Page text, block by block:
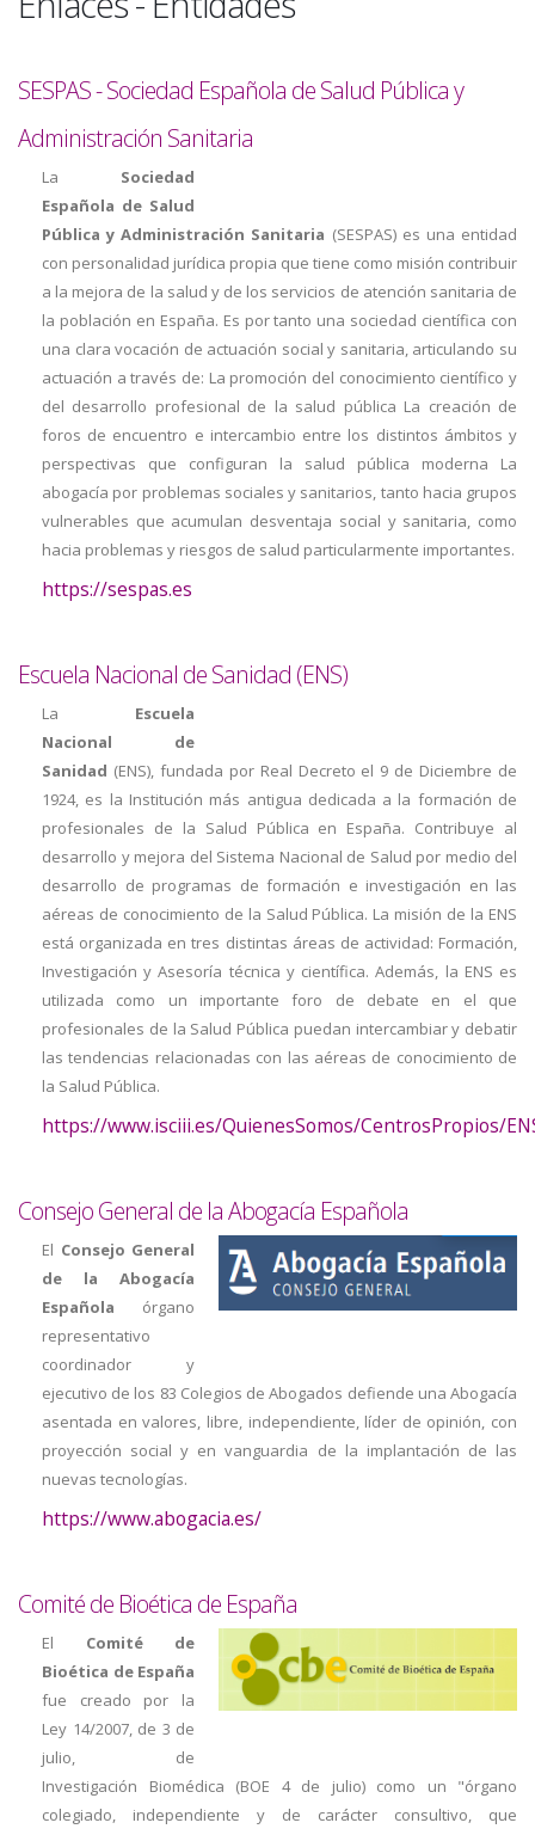
a
la
navegación
SESPAS - Sociedad Española de Salud Pública y
Administración Sanitaria
La Sociedad
Española de Salud
Pública y Administración Sanitaria (SESPAS) es una entidad
con personalidad jurídica propia que tiene como misión contribuir
a la mejora de la salud y de los servicios de atención sanitaria de
la población en España. Es por tanto una sociedad científica con
una clara vocación de actuación social y sanitaria, articulando su
actuación a través de: La promoción del conocimiento científico y
del desarrollo profesional de la salud pública La creación de
foros de encuentro e intercambio entre los distintos ámbitos y
perspectivas que configuran la salud pública moderna La
abogacía por problemas sociales y sanitarios, tanto hacia grupos
vulnerables que acumulan desventaja social y sanitaria, como
hacia problemas y riesgos de salud particularmente importantes.
https://sespas.es
Escuela Nacional de Sanidad (ENS)
La Escuela
Nacional de
Sanidad (ENS), fundada por Real Decreto el 9 de Diciembre de
1924, es la Institución más antigua dedicada a la formación de
profesionales de la Salud Pública en España. Contribuye al
desarrollo y mejora del Sistema Nacional de Salud por medio del
desarrollo de programas de formación e investigación en las
aéreas de conocimiento de la Salud Pública. La misión de la ENS
está organizada en tres distintas áreas de actividad: Formación,
Investigación y Asesoría técnica y científica. Además, la ENS es
utilizada como un importante foro de debate en el que
profesionales de la Salud Pública puedan intercambiar y debatir
las tendencias relacionadas con las aéreas de conocimiento de
la Salud Pública.
https://www.isciii.es/QuienesSomos/CentrosPropios/
Consejo General de la Abogacía Española
El Consejo General
de la Abogacía
Española órgano
representativo
coordinador y
ejecutivo de los 83 Colegios de Abogados defiende una Abogacía
asentada en valores, libre, independiente, líder de opinión, con
proyección social y en vanguardia de la implantación de las
nuevas tecnologías.
https://www.abogacia.es/
Comité de Bioética de España
El Comité de
Bioética de España
fue creado por la
Ley 14/2007, de 3 de
julio, de
Investigación Biomédica (BOE 4 de julio) como un "órgano
colegiado, independiente y de carácter consultivo, que